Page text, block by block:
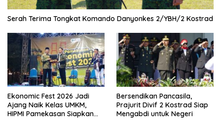
Serah Terima Tongkat Komando Danyonkes 2/YBH/2 Kostrad
Ekonomic Fest 2026 Jadi
Ajang Naik Kelas UMKM,
HIPMI Pamekasan Siapkan
Bersendikan Pancasila,
Prajurit Divif 2 Kostrad Siap
Mengabdi untuk Negeri